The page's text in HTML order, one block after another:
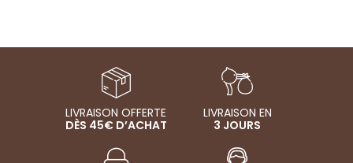
LIVRAISON OFFERTE
DÈS 45€ D’ACHAT
LIVRAISON EN
3 JOURS